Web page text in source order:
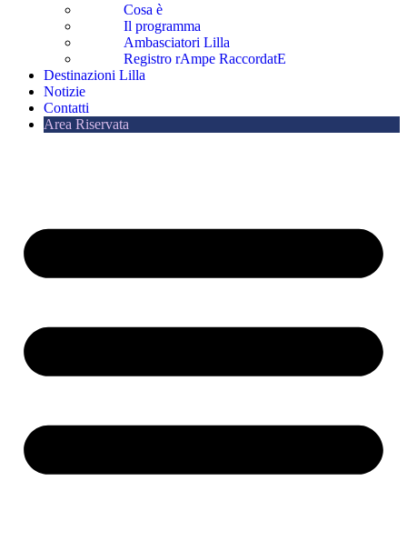
Cosa è
Il programma
Ambasciatori Lilla
Registro rAmpe RaccordatE
Destinazioni Lilla
Notizie
Contatti
Area Riservata